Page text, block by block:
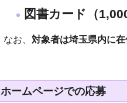
図書カード（
なお、 対象者は埼玉県内に
ホームページでの応募